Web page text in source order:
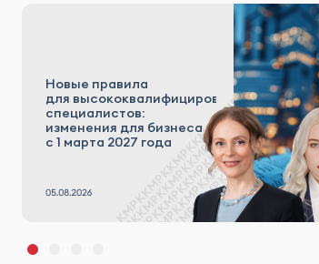
Новые правила
для высококвалифицированных
специалистов:
изменения для бизнеса
с 1 марта 2027 года